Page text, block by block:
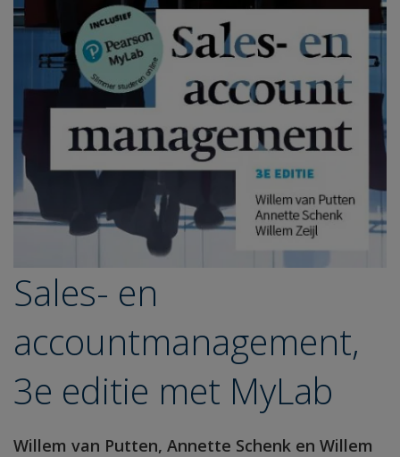
Sales- en
accountmanagement,
3e editie met MyLab
Willem van Putten, Annette Schenk en Willem